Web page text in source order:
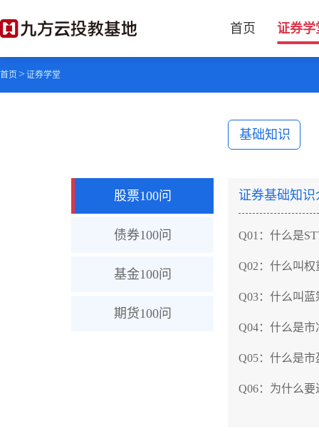
首页 证券学
首页>证券学堂
股票100问
债券100问
基金100问
期货100问
基础知识
证券基础知识
Q01： 什么是
Q02： 什么叫权
Q03： 什么叫蓝
Q04： 什么是市
Q05： 什么是市
Q06： 为什么要